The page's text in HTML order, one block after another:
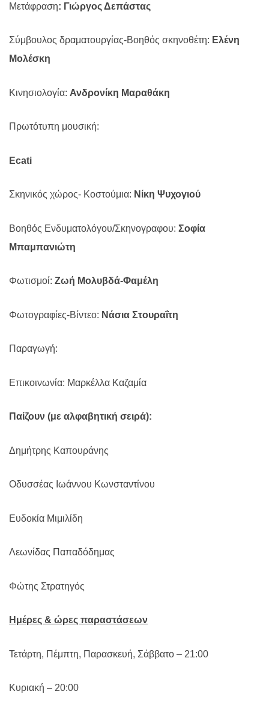
Μετάφραση: Γιώργος Δεπάστας
Σύμβουλος δραματουργίας-Βοηθός σκηνοθέτη: Ελένη
Μολέσκη
Κινησιολογία: Ανδρονίκη Μαραθάκη
Πρωτότυπη μουσική:
Ecati
Σκηνικός χώρος- Κοστούμια: Νίκη Ψυχογιού
Βοηθός Ενδυματολόγου/Σκηνογραφου: Σοφία
Μπαμπανιώτη
Φωτισμοί: Ζωή Μολυβδά-Φαμέλη
Φωτογραφίες-Βίντεο: Νάσια Στουραΐτη
Παραγωγή:
Επικοινωνία: Μαρκέλλα Καζαμία
Παίζουν (με αλφαβητική σειρά):
Δημήτρης Καπουράνης
Οδυσσέας Ιωάννου Κωνσταντίνου
Ευδοκία Μιμιλίδη
Λεωνίδας Παπαδόδημας
Φώτης Στρατηγός
Ημέρες & ώρες παραστάσεων
Τετάρτη, Πέμπτη, Παρασκευή, Σάββατο – 21:00
Κυριακή – 20:00